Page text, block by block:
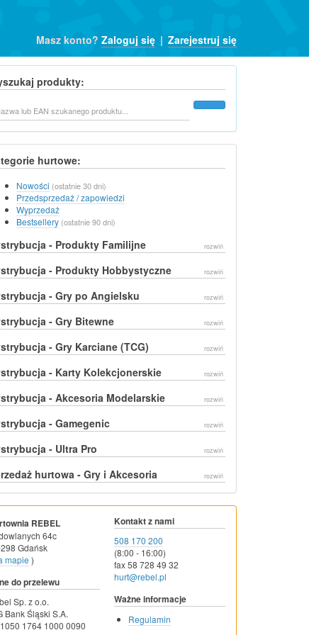
Masz konto? Zaloguj się | Zarejestruj się
produkty:
hurtowe:
Nowości (ostatnie 30 dni)
Przedsprzedaż / zapowiedzi
Wyprzedaż
Bestsellery (ostatnie 90 dni)
- Produkty Familijne rozwiń
- Produkty Hobbystyczne rozwiń
- Gry po Angielsku rozwiń
- Gry Bitewne rozwiń
- Gry Karciane (TCG) rozwiń
- Karty Kolekcjonerskie rozwiń
- Akcesoria Modelarskie rozwiń
- Gamegenic rozwiń
- Ultra Pro rozwiń
hurtowa - Gry i Akcesoria rozwiń
REBEL
64c
Gdańsk
mapie )
do przelewu
Sp. z o.o.
Bank Śląski S.A.
1764 1000 0090
Kontakt z nami
508 170 200
(8:00 - 16:00)
fax 58 728 49 32
hurt@rebel.pl
Ważne informacje
Regulamin